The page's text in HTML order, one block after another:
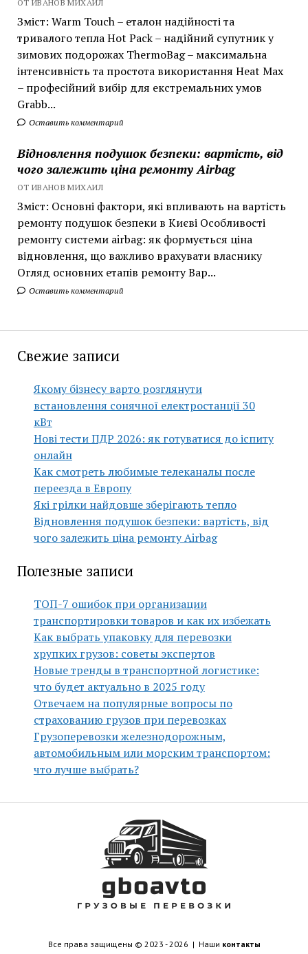
ОТ ИВАНОВ МИХАИЛ
Зміст: Warm Touch – еталон надійності та
тривалого тепла Hot Pack – надійний супутник у
зимових подорожах ThermoBag – максимальна
інтенсивність та простота використання Heat Max
– професійний вибір для екстремальних умов
Grabb...
Оставить комментарий
Відновлення подушок безпеки: вартість, від
чого залежить ціна ремонту Airbag
ОТ ИВАНОВ МИХАИЛ
Зміст: Основні фактори, які впливають на вартість
ремонту подушок безпеки в Києві Особливості
ремонту системи airbag: як формується ціна
відновлення, що важливо врахувати власнику
Огляд основних етапів ремонту Вар...
Оставить комментарий
Свежие записи
Якому бізнесу варто розглянути
встановлення сонячної електростанції 30
кВт
Нові тести ПДР 2026: як готуватися до іспиту
онлайн
Как смотреть любимые телеканалы после
переезда в Европу
Які грілки найдовше зберігають тепло
Відновлення подушок безпеки: вартість, від
чого залежить ціна ремонту Airbag
Полезные записи
ТОП-7 ошибок при организации
транспортировки товаров и как их избежать
Как выбрать упаковку для перевозки
хрупких грузов: советы экспертов
Новые тренды в транспортной логистике:
что будет актуально в 2025 году
Отвечаем на популярные вопросы по
страхованию грузов при перевозках
Грузоперевозки железнодорожным,
автомобильным или морским транспортом:
что лучше выбрать?
Все права защищены © 2023 - 2026 | Наши контакты